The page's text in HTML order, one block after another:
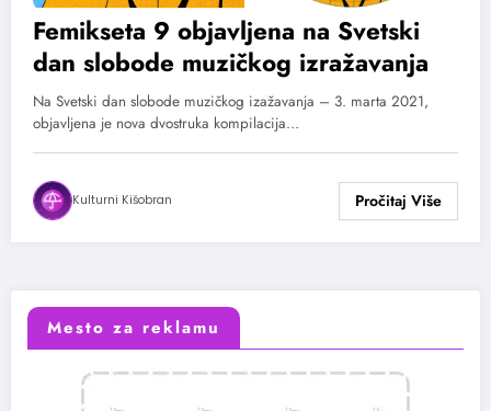
Femikseta 9 objavljena na Svetski
dan slobode muzičkog izražavanja
Na Svetski dan slobode muzičkog izažavanja – 3. marta 2021,
objavljena je nova dvostruka kompilacija…
Kulturni Kišobran
Mesto za reklamu